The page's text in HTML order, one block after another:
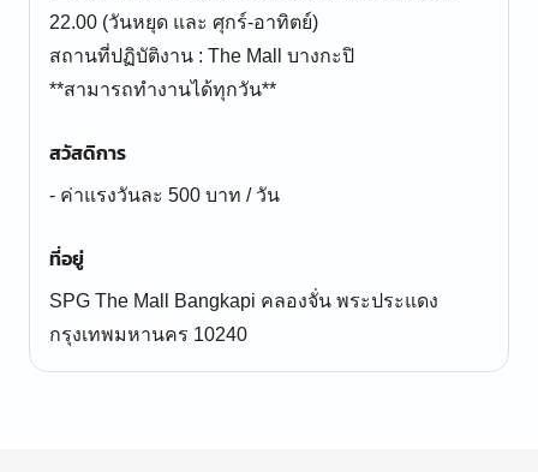
22.00 (วันหยุด และ ศุกร์-อาทิตย์)
สถานที่ปฏิบัติงาน : The Mall บางกะปิ
**สามารถทำงานได้ทุกวัน**
สวัสดิการ
- ค่าแรงวันละ 500 บาท / วัน
ที่อยู่
SPG The Mall Bangkapi คลองจั่น พระประแดง
กรุงเทพมหานคร 10240